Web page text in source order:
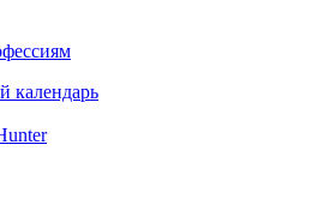
календарь